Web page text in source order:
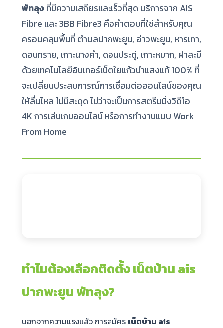
พัทลุงที่มีความเสถียรและเร็วที่สุด บริการจาก AIS
Fibre และ 3BB Fibre3 คือคำตอบที่ใช่สำหรับคุณ
ครอบคลุมพื้นที่ ตำบลปากพะยูน, อ่าวพะยูน, หารเทา,
ดอนทราย, เกาะนางคำ, ดอนประดู่, เกาะหมาก, ฝาละมี
ด้วยเทคโนโลยีอินเทอร์เน็ตใยแก้วนำแสงแท้ 100% ที่
จะเปลี่ยนประสบการณ์การเชื่อมต่อออนไลน์ของคุณ
ให้ลื่นไหล ไม่มีสะดุด ไม่ว่าจะเป็นการสตรีมมิ่งวิดีโอ
4K การเล่นเกมออนไลน์ หรือการทำงานแบบ Work
From Home
ทำไมต้องเลือกติดตั้ง เน็ตบ้าน ais
ปากพะยูน พัทลุง?
นอกจากความแรงแล้ว การสมัคร เน็ตบ้าน ais